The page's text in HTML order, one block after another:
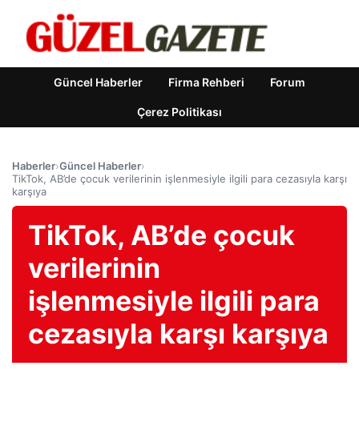
Güncel Haberler Firma Rehberi Forum
Çerez Politikası
Haberler›Güncel Haberler›
TikTok, AB’de çocuk verilerinin işlenmesiyle ilgili para cezasıyla karşı
karşıya
TikTok, AB’de çocuk
verilerinin
işlenmesiyle ilgili para
cezasıyla karşı karşıya